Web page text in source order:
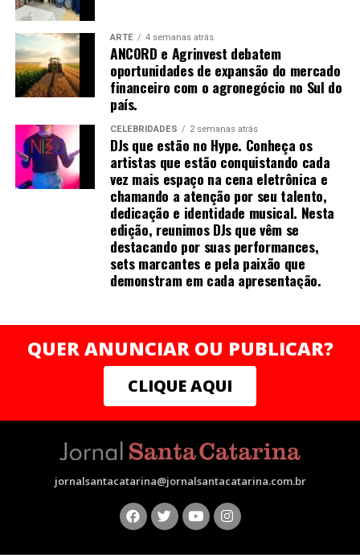
ARTE 4 semanas atrás
ANCORD e Agrinvest debatem
oportunidades de expansão do mercado
financeiro com o agronegócio no Sul do
país.
CELEBRIDADES 2 semanas atrás
DJs que estão no Hype. Conheça os
artistas que estão conquistando cada
vez mais espaço na cena eletrônica e
chamando a atenção por seu talento,
dedicação e identidade musical. Nesta
edição, reunimos DJs que vêm se
destacando por suas performances,
sets marcantes e pela paixão que
demonstram em cada apresentação.
QUER ANUNCIAR OU PUBLICAR?
CLIQUE AQUI
jornalsantacatarina@jornalsantacatarina.com.br